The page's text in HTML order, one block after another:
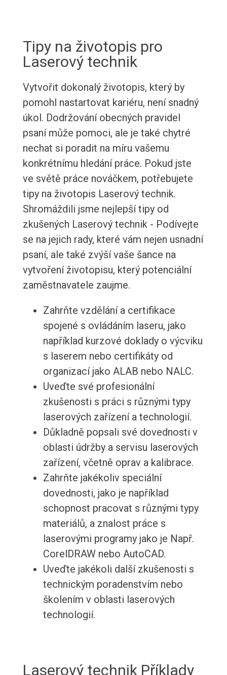
Tipy na životopis pro
Laserový technik
Vytvořit dokonalý životopis, který by
pomohl nastartovat kariéru, není snadný
úkol. Dodržování obecných pravidel
psaní může pomoci, ale je také chytré
nechat si poradit na míru vašemu
konkrétnímu hledání práce. Pokud jste
ve světě práce nováčkem, potřebujete
tipy na životopis Laserový technik.
Shromáždili jsme nejlepší tipy od
zkušených Laserový technik - Podívejte
se na jejich rady, které vám nejen usnadní
psaní, ale také zvýší vaše šance na
vytvoření životopisu, který potenciální
zaměstnavatele zaujme.
Zahrňte vzdělání a certifikace
spojené s ovládáním laseru, jako
například kurzové doklady o výcviku
s laserem nebo certifikáty od
organizací jako ALAB nebo NALC.
Uveďte své profesionální
zkušenosti s práci s různými typy
laserových zařízení a technologií.
Důkladně popsali své dovednosti v
oblasti údržby a servisu laserových
zařízení, včetně oprav a kalibrace.
Zahrňte jakékoliv speciální
dovednosti, jako je například
schopnost pracovat s různými typy
materiálů, a znalost práce s
laserovými programy jako je Např.
CorelDRAW nebo AutoCAD.
Uveďte jakékoli další zkušenosti s
technickým poradenstvím nebo
školením v oblasti laserových
technologií.
Laserový technik Příklady